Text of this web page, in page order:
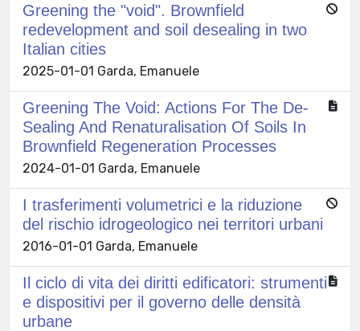
Greening the "void". Brownfield
redevelopment and soil desealing in two
Italian cities
2025-01-01 Garda, Emanuele
Greening The Void: Actions For The De-
Sealing And Renaturalisation Of Soils In
Brownfield Regeneration Processes
2024-01-01 Garda, Emanuele
I trasferimenti volumetrici e la riduzione
del rischio idrogeologico nei territori urbani
2016-01-01 Garda, Emanuele
Il ciclo di vita dei diritti edificatori: strumenti
e dispositivi per il governo delle densità
urbane